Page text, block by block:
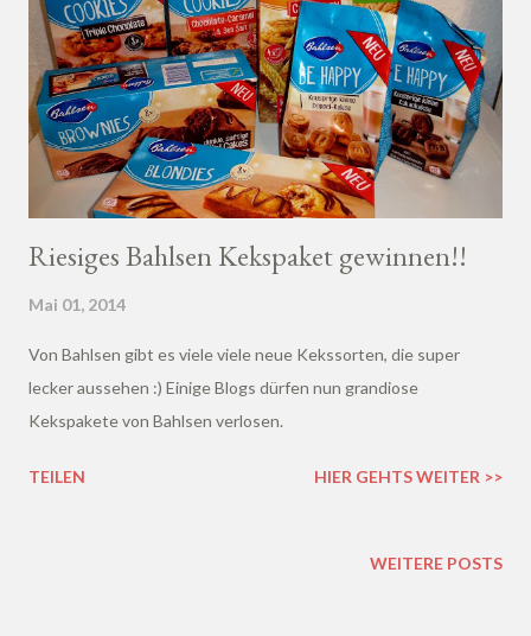
Riesiges Bahlsen Kekspaket gewinnen!!
Mai 01, 2014
Von Bahlsen gibt es viele viele neue Kekssorten, die super
lecker aussehen :) Einige Blogs dürfen nun grandiose
Kekspakete von Bahlsen verlosen.
TEILEN HIER GEHTS WEITER >>
WEITERE POSTS